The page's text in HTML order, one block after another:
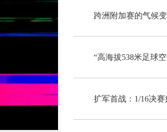
跨洲附加赛的气候
扩军首战：1/16决